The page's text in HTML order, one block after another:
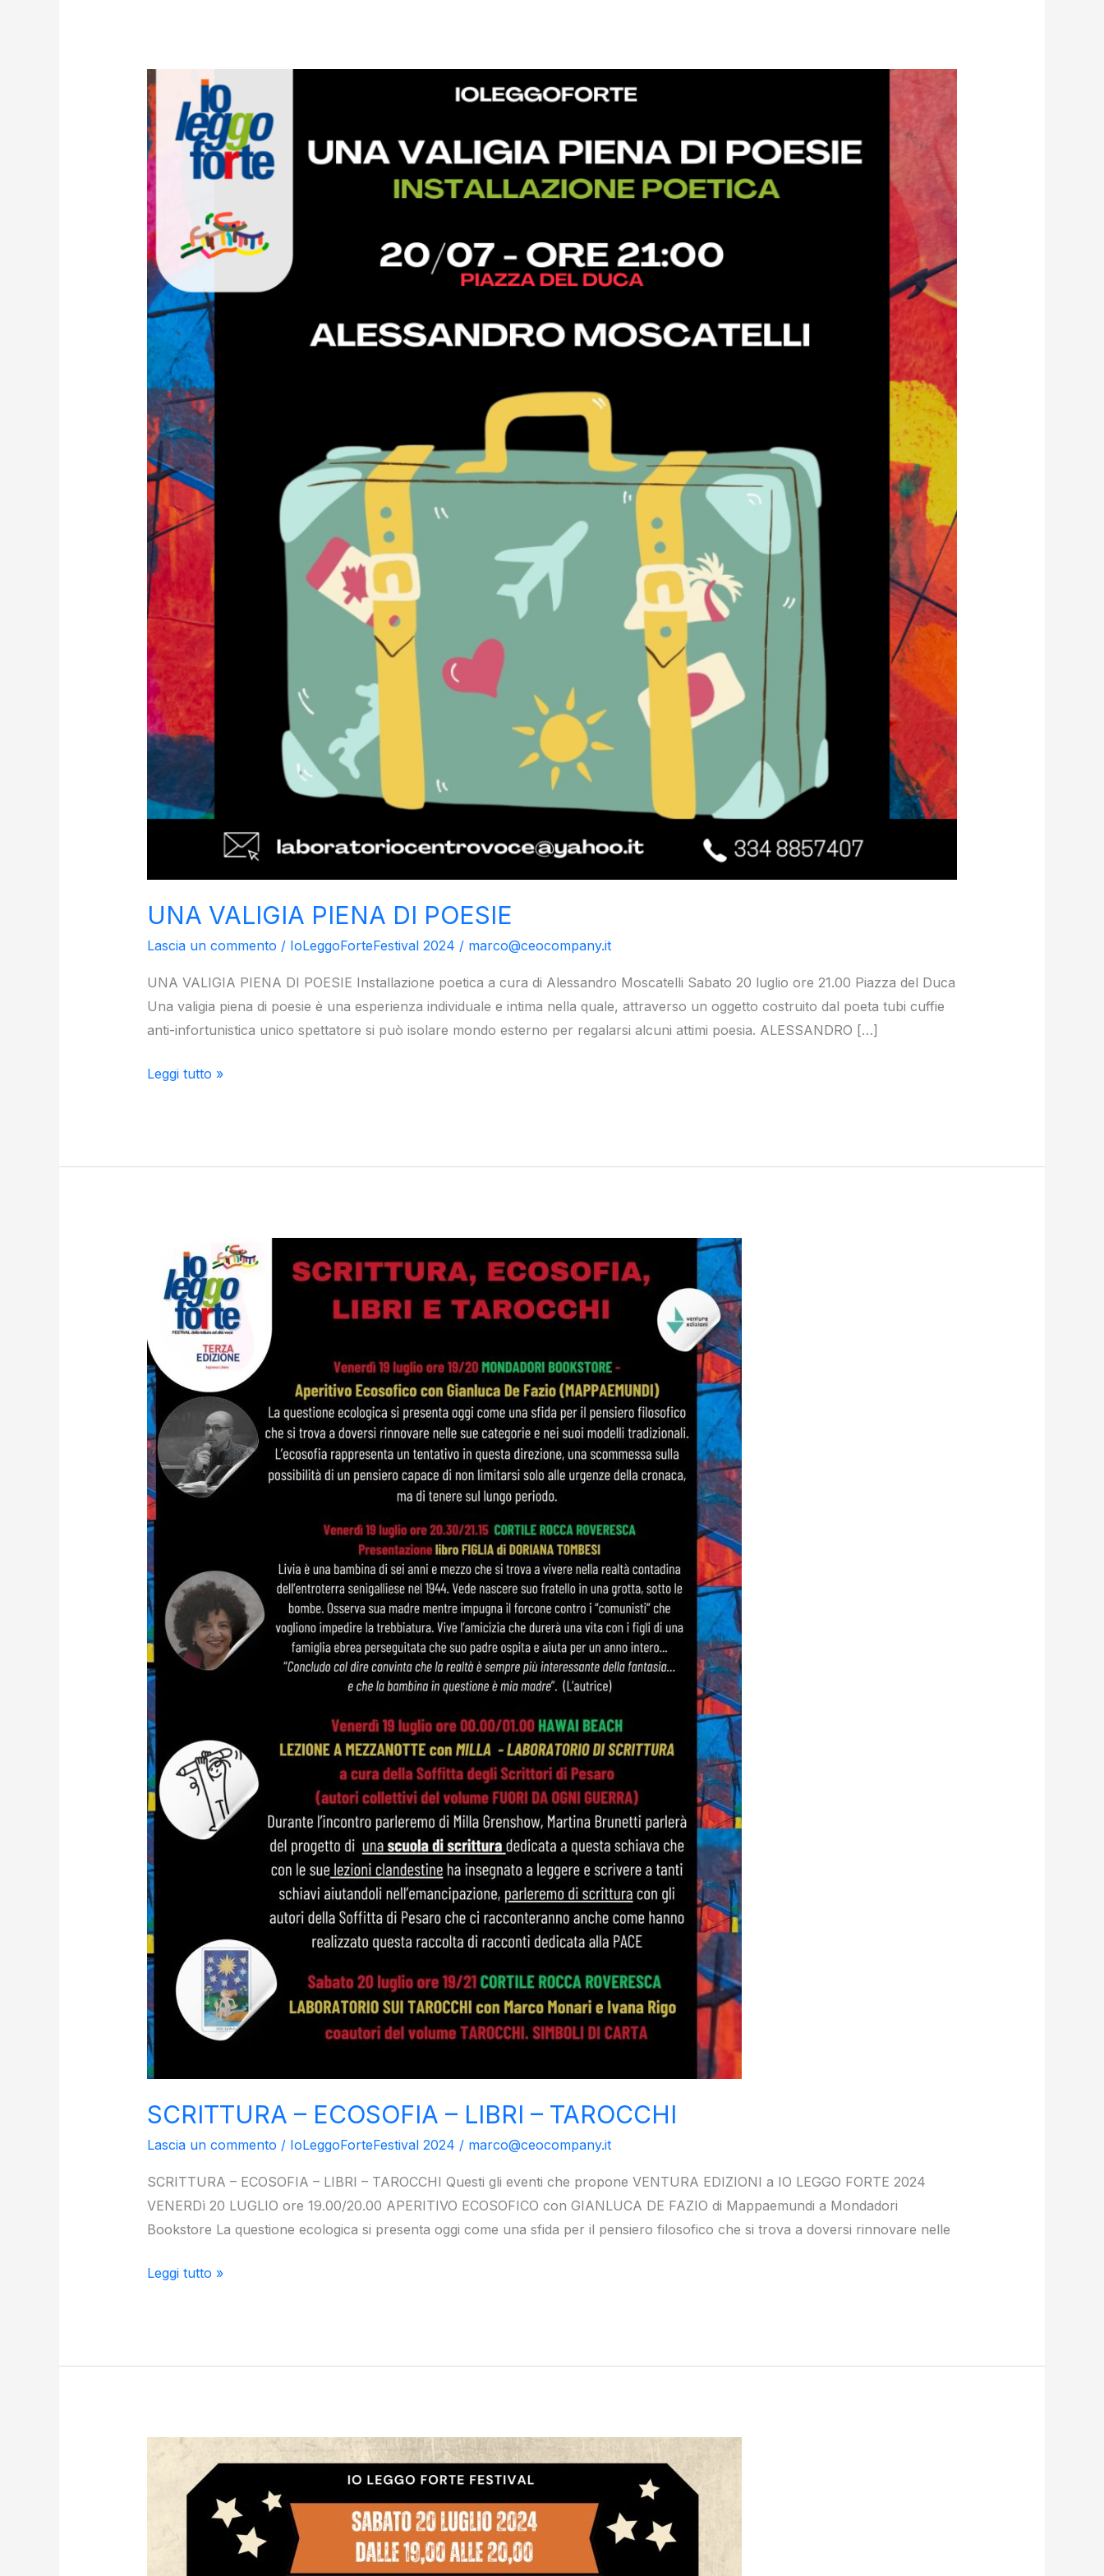
UNA VALIGIA PIENA DI POESIE
Lascia un commento / IoLeggoForteFestival 2024 / marco@ceocompany.it
UNA VALIGIA PIENA DI POESIE Installazione poetica a cura di Alessandro Moscatelli Sabato 20 luglio ore 21.00 Piazza del Duca
Una valigia piena di poesie è una esperienza individuale e intima nella quale, attraverso un oggetto costruito dal poeta tubi cuffie
anti-infortunistica unico spettatore si può isolare mondo esterno per regalarsi alcuni attimi poesia. ALESSANDRO […]
UNA
VALIGIA
PIENA
DI
POESIE
Leggi tutto »
SCRITTURA – ECOSOFIA – LIBRI – TAROCCHI
Lascia un commento / IoLeggoForteFestival 2024 / marco@ceocompany.it
SCRITTURA – ECOSOFIA – LIBRI – TAROCCHI Questi gli eventi che propone VENTURA EDIZIONI a IO LEGGO FORTE 2024
VENERDì 20 LUGLIO ore 19.00/20.00 APERITIVO ECOSOFICO con GIANLUCA DE FAZIO di Mappaemundi a Mondadori
Bookstore La questione ecologica si presenta oggi come una sfida per il pensiero filosofico che si trova a doversi rinnovare nelle
SCRITTURA
ECOSOFIA
LIBRI
–
TAROCCHI
Leggi tutto »
APERITIVO